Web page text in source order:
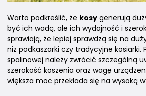
Warto podkreślić, że kosy generują
być ich wadą, ale ich wydajność i
sprawiają, że lepiej sprawdzą się na
niż podkaszarki czy tradycyjne kosiarki.
spalinowej należy zwrócić szczególną
szerokość koszenia oraz wagę
większa moc przekłada się na wysoką